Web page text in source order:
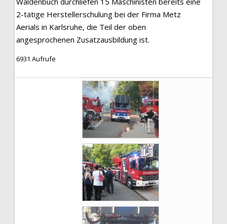
2-tätige Herstellerschulung bei der Firma Metz
Aerials in Karlsruhe, die Teil der oben
angesprochenen Zusatzausbildung ist.
6931 Aufrufe